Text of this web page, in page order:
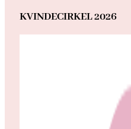
KVINDECIRKEL 2026